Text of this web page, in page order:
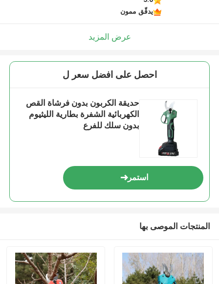
يدقّق ممون
عرض المزيد
احصل على افضل سعر ل
حديقة الكربون بدون فرشاة القص
الكهربائية الشفرة بطارية الليثيوم
بدون سلك للفرع
استمر
المنتجات الموصى بها